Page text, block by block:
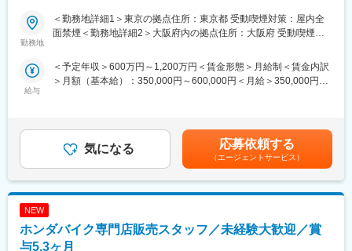
携し、当社が有する全てのサービスを提供する事で、お客さまの
事業・経営課題解決に資する提案活動を進めて頂きます。
ションの提供および取引獲得
（※）法人取引に付随した個人のお客さまとの取引も一部あり
■当社の方針：
MUFGの中核証券会社である当社の法人ビジネスの醍醐味は、日
本有数の資金量（運用可能資産）を持つ法人を対象に、国内外の
競争相手と切磋琢磨することを通じた成長機会に恵まれているこ
とです。
プロとしての行動が求められますが、各業態の地域の上位機関の
担当を通じ、地域経済への貢献や日本最大の金融グループのダイ
勤務地
＜勤務地詳細1＞東京の拠点住所：東京都 受動喫煙対策：屋内全
面禁煙＜勤務地詳細2＞大阪府内の拠点住所：大阪府 受動喫煙対
喫煙対策：屋内全面禁煙変更の範囲：会社の定める事業所
給与
＜予定年収＞600万円～1,200万円＜賃金形態＞月給制＜賃金内訳
＞月額（基本給）：350,000円～600,000円＜月給＞350,000円～
深夜手当・勤務地手当は、会社規定に基づき支給。■各役職の想定
年収課長代理：650万円～部長代理：800万円～※役職は経験など
により決定賃金はあくまでも目安の金額であり、選考を通じて上
下する可能性があります。月給(月額)は固定手当を含めた表記で
す。
気になる 応募依頼する
（エージェントサービス）
NEW
ホンダバイク専門店販売スタッフ／未経験大歓迎／賞
与5.3ヶ月